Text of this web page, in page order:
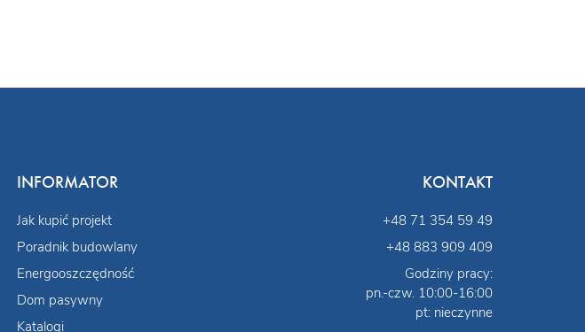
INFORMATOR
Jak kupić projekt
Poradnik budowlany
Energooszczędność
Dom pasywny
Katalogi
KONTAKT
+48 71 354 59 49
+48 883 909 409
Godziny pracy:
pn.-czw. 10:00-16:00
pt: nieczynne